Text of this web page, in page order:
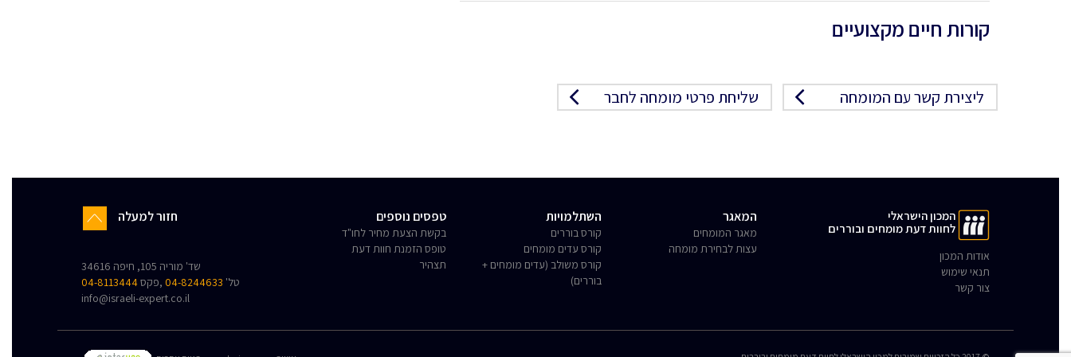
קורות חיים מקצועיים
ליצירת קשר עם המומחה שליחת פרטי מומחה לחבר
המכון הישראלי
לחוות דעת מומחים ובוררים
אודות המכון
תנאי שימוש
צור קשר
המאגר
מאגר המומחים
עצות לבחירת מומחה
השתלמויות
קורס בוררים
קורס עדים מומחים
קורס משולב (עדים מומחים +
בוררים)
טפסים נוספים
בקשת הצעת מחיר לחו"ד
טופס הזמנת חוות דעת
תצהיר
חזור למעלה
שד' מוריה 105, חיפה 34616
טל' 04-8244633 ,פקס04-8113444
info@israeli-expert.co.il